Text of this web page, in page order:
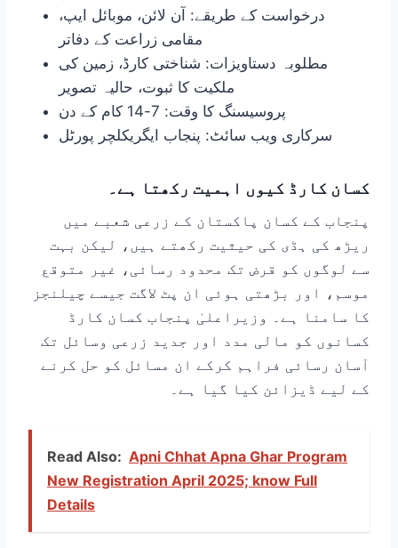
درخواست کے طریقے: آن لائن، موبائل ایپ،
مقامی زراعت کے دفاتر
مطلوبہ دستاویزات: شناختی کارڈ، زمین کی
ملکیت کا ثبوت، حالیہ تصویر
پروسیسنگ کا وقت: 7-14 کام کے دن
سرکاری ویب سائٹ: پنجاب ایگریکلچر پورٹل
کسان کارڈ کیوں اہمیت رکھتا ہے۔
پنجاب کے کسان پاکستان کے زرعی شعبے میں
ریڑھ کی ہڈی کی حیثیت رکھتے ہیں، لیکن بہت
سے لوگوں کو قرض تک محدود رسائی، غیر متوقع
موسم، اور بڑھتی ہوئی ان پٹ لاگت جیسے چیلنجز
کا سامنا ہے۔ وزیراعلیٰ پنجاب کسان کارڈ
کسانوں کو مالی مدد اور جدید زرعی وسائل تک
آسان رسائی فراہم کرکے ان مسائل کو حل کرنے
کے لیے ڈیزائن کیا گیا ہے۔
Read Also: Apni Chhat Apna Ghar Program
New Registration April 2025; know Full
Details